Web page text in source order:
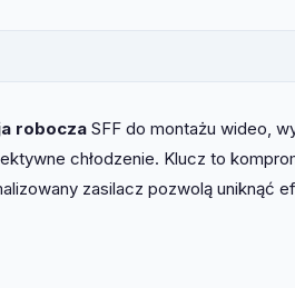
robocza SFF do montażu wideo,
chłodzenie. Klucz to
zasilacz pozwolą uniknąć